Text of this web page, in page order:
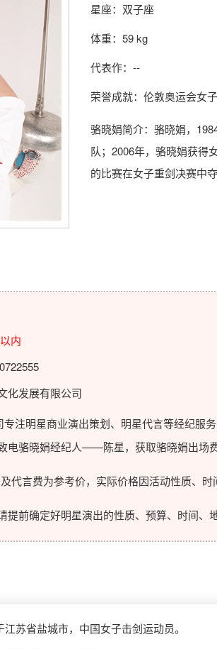
星座：双子座
体重：59 kg
代表作：--
荣誉成就：伦敦奥运会女
骆晓娟简介：骆晓娟，
队；2006年，骆晓娟获得
的比赛在女子重剑决赛中
内
化发展有限公司
明星商业演出策划、明星代言等经纪服
电骆晓娟经纪人——陈星，获取骆晓娟出场
言费为参考价，实际价格因活动性质、时
前确定好明星演出的性质、预算、时间、
省盐城市，中国女子击剑运动员。